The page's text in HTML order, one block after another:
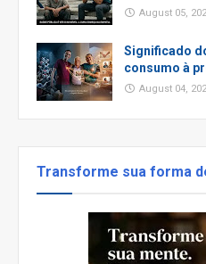
August 05,
Significado
consumo à
August 04,
Transforme sua forma